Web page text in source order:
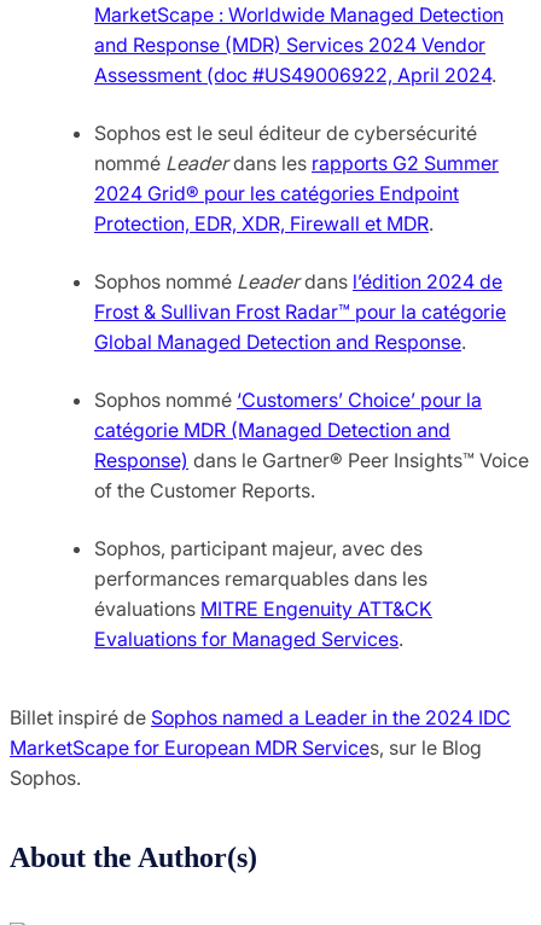
MarketScape : Worldwide Managed Detection
and Response (MDR) Services 2024 Vendor
Assessment (doc #US49006922, April 2024.
Sophos est le seul éditeur de cybersécurité
nommé Leaderdans les rapports G2 Summer
2024 Grid® pour les catégories Endpoint
Protection, EDR, XDR, Firewall et MDR.
Sophos nommé Leaderdans l’édition 2024 de
Frost & Sullivan Frost Radar™ pour la catégorie
Global Managed Detection and Response.
Sophos nommé ‘Customers’ Choice’ pour la
catégorie MDR (Managed Detection and
Response) dans le Gartner® Peer Insights™ Voice
of the Customer Reports.
Sophos, participant majeur, avec des
performances remarquables dans les
évaluations MITRE Engenuity ATT&CK
Evaluations for Managed Services.
Billet inspiré de Sophos named a Leader in the 2024 IDC
MarketScape for European MDR Services, sur le Blog
Sophos.
About the Author(s)